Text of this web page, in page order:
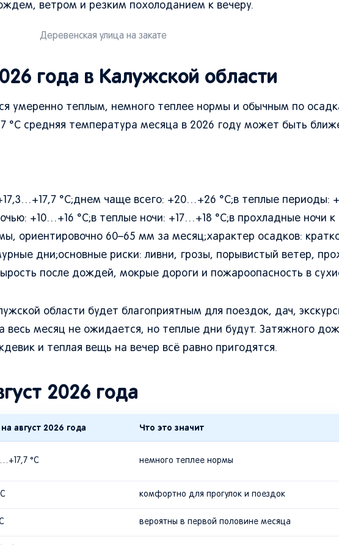
ветром и резким похолоданием к вечеру.
Деревенская улица на закате
года в Калужской области
умеренно теплым, немного теплее нормы и обычным по
°C средняя температура месяца в 2026 году может быть
°C;днем чаще всего: +20…+26 °C;в теплые периоды:
+10…+16 °C;в теплые ночи: +17…+18 °C;в прохладные ночи к
ориентировочно 60–65 мм за месяц;характер осадков:
дни;основные риски: ливни, грозы, порывистый ветер,
после дождей, мокрые дороги и пожароопасность в
области будет благоприятным для поездок, дач,
весь месяц не ожидается, но теплые дни будут. Затяжного
и теплая вещь на вечер всё равно пригодятся.
2026 года
август 2026 года Что это значит
°C немного теплее нормы
комфортно для прогулок и поездок
вероятны в первой половине месяца